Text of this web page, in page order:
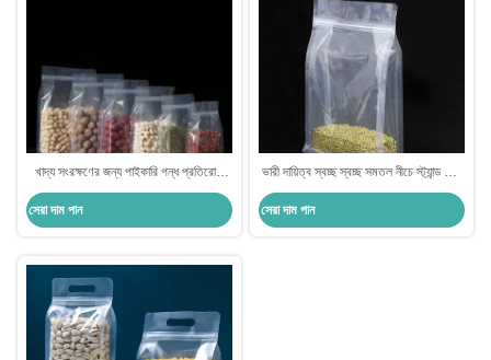
খাদ্য সংরক্ষণের জন্য পাইকারি গন্ধ প্রতিরোধী
প্লাস্টিকের বর্গাকার নীচের পাশের গ্যাসেট জিপার
সেরা দাম পান
ভারী দায়িত্ব স্বচ্ছ স্বচ্ছ সমতল নীচে স্ট্যান্ড আপ
পকেট ব্যাগ পুনরায় বন্ধযোগ্য জিপলক সহ খাদ্য
স্ন্যাকস বাদাম প্যাকেজিং
সেরা দাম পান